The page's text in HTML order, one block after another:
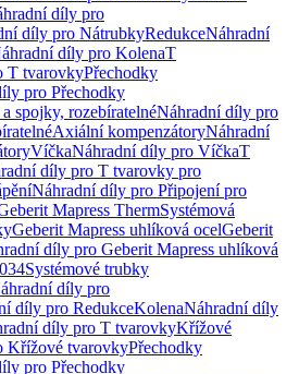
díly pro
díly pro NátrubkyRedukceNáhradní
díly pro KolenaT
T tvarovkyPřechodky
pro Přechodky
spojky, rozebíratelnéNáhradní díly pro
Axiální kompenzátoryNáhradní
VíčkaNáhradní díly pro VíčkaT
díly pro T tvarovky pro
Náhradní díly pro Připojení pro
Mapress ThermSystémová
Geberit Mapress uhlíková ocelGeberit
díly pro Geberit Mapress uhlíková
Systémové trubky
díly pro
díly pro RedukceKolenaNáhradní díly
díly pro T tvarovkyKřížové
Křížové tvarovkyPřechodky
pro Přechodky